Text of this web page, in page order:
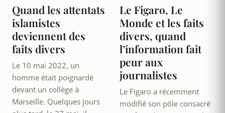
Quand les attentats
islamistes
deviennent des
faits divers
Le 10 mai 2022, un
homme était poignardé
devant un collège à
Marseille. Quelques jours
Le Figaro, Le
Monde et les faits
divers, quand
l’information fait
peur aux
journalistes
Le Figaro a récemment
modifié son pôle consacré